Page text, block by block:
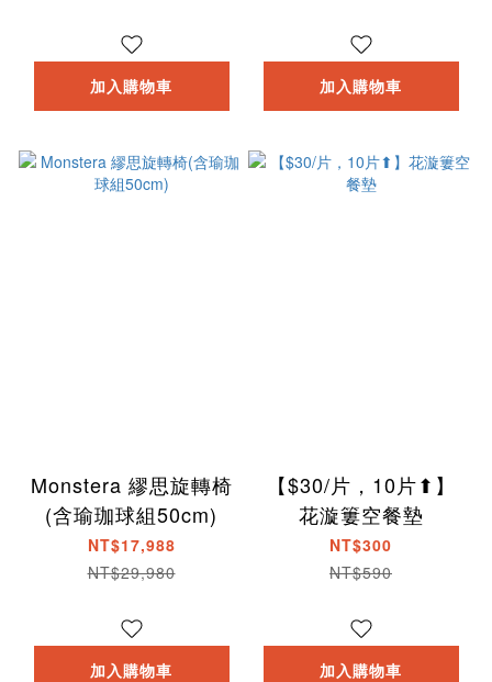
加入購物車 加入購物車
Monstera 繆思旋轉椅
(含瑜珈球組50cm)
NT$17,988
NT$29,980
加入購物車
【$30/片，10片⬆】
花漩簍空餐墊
NT$300
NT$590
加入購物車